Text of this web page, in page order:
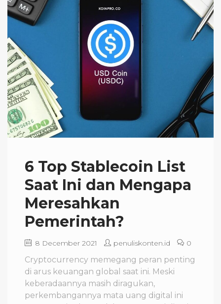
6 Top Stablecoin List
Saat Ini dan Mengapa
Meresahkan
Pemerintah?
8 December 2021 penuliskonten.id 0
Cryptocurrency memegang peran penting
di arus keuangan global saat ini. Meski
keberadaannya masih diragukan,
perkembangannya mata uang digital ini